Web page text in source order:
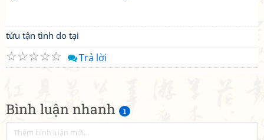
Bình luận nhanh 1
tửu tận tình do tại
☆
☆
☆
☆
☆ Trả lời